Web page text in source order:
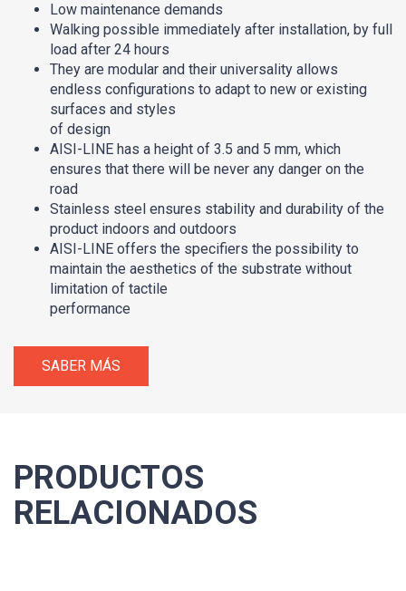
Low maintenance demands
Walking possible immediately after installation, by full
load after 24 hours
They are modular and their universality allows
endless configurations to adapt to new or existing
surfaces and styles
of design
AISI-LINE has a height of 3.5 and 5 mm, which
ensures that there will be never any danger on the
road
Stainless steel ensures stability and durability of the
product indoors and outdoors
AISI-LINE offers the specifiers the possibility to
maintain the aesthetics of the substrate without
limitation of tactile
performance
SABER MÁS
PRODUCTOS
RELACIONADOS